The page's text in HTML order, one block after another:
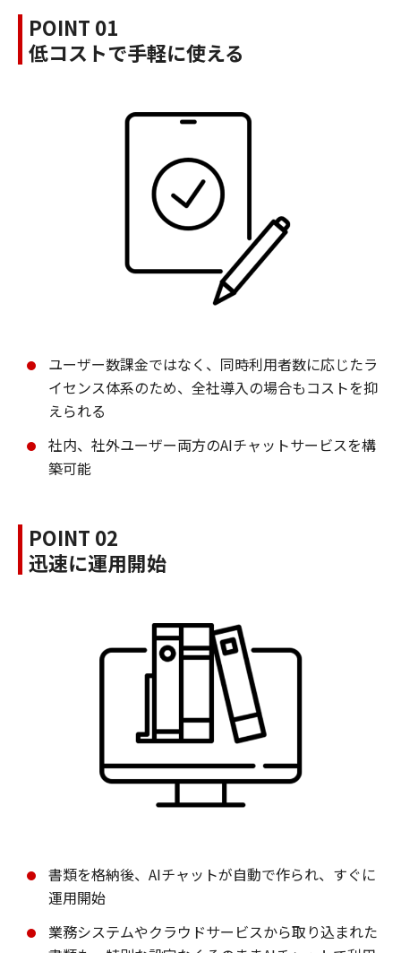
POINT 01
低コストで手軽に使える
ユーザー数課金ではなく、同時利用者数に応じたラ
イセンス体系のため、全社導入の場合もコストを抑
えられる
社内、社外ユーザー両方のAIチャットサービスを構
築可能
POINT 02
迅速に運用開始
書類を格納後、AIチャットが自動で作られ、すぐに
運用開始
業務システムやクラウドサービスから取り込まれた